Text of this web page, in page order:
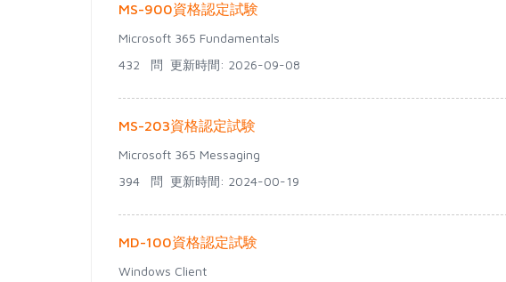
MS-900資格認定試験
Microsoft 365 Fundamentals
432 問 更新時間: 2026-09-08
MS-203資格認定試験
Microsoft 365 Messaging
394 問 更新時間: 2024-00-19
MD-100資格認定試験
Windows Client